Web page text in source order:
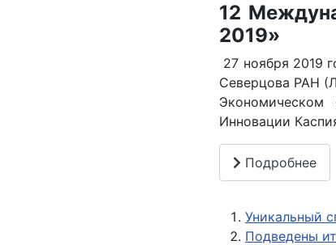
12
2019»
27 ноября 2019
Северцова РАН
Инновации
Подробнее
Уникальный
Подведены